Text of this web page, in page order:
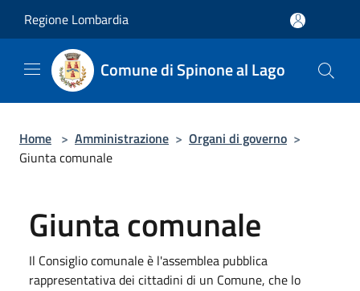
Regione Lombardia
Comune di Spinone al Lago
Home > Amministrazione > Organi di governo >
Giunta comunale
Giunta comunale
Il Consiglio comunale è l'assemblea pubblica
rappresentativa dei cittadini di un Comune, che lo